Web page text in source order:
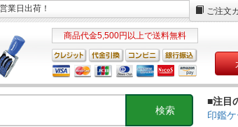
業日出荷！ ご注文
商品代金5,500円以上で送料無料
■注目
印鑑